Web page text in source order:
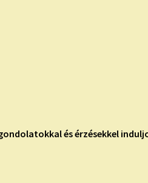
és érzésekkel